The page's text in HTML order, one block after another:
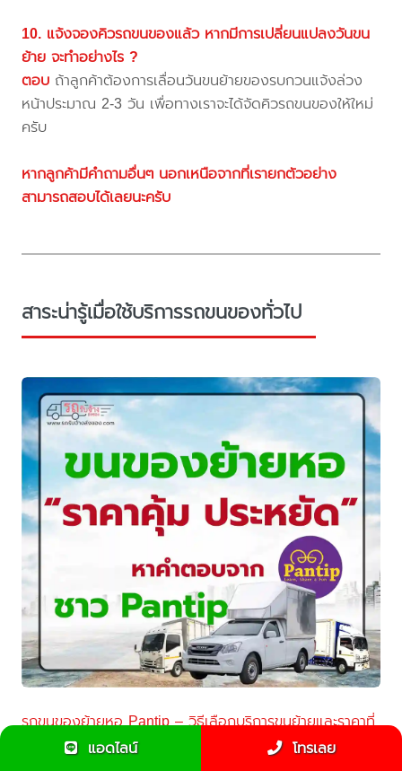
10. แจ้งจองคิวรถขนของแล้ว หากมีการเปลี่ยนแปลงวันขน
ย้าย จะทำอย่างไร ?
ตอบ ถ้าลูกค้าต้องการเลื่อนวันขนย้ายของรบกวนแจ้งล่วง
หน้าประมาณ 2-3 วัน เพื่อทางเราจะได้จัดคิวรถขนของให้ใหม่
ครับ
หากลูกค้ามีคำถามอื่นๆ นอกเหนือจากที่เรายกตัวอย่าง
สามารถสอบได้เลยนะครับ
สาระน่ารู้เมื่อใช้บริการรถขนของทั่วไป
รถขนของย้ายหอ Pantip – วิธีเลือกบริการขนย้ายและราคาที่
แอดไลน์ โทรเลย